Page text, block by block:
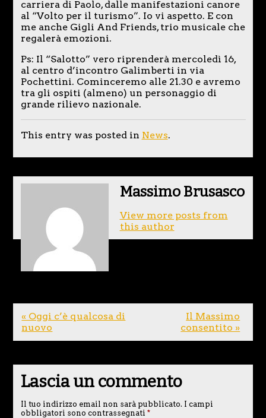
carriera di Paolo, dalle manifestazioni canore
al “Volto per il turismo”. Io vi aspetto. E con
me anche Gigli And Friends, trio musicale che
regalerà emozioni.
Ps: Il “Salotto” vero riprenderà mercoledì 16,
al centro d’incontro Galimberti in via
Pochettini. Cominceremo alle 21.30 e avremo
tra gli ospiti (almeno) un personaggio di
grande rilievo nazionale.
This entry was posted in News.
Massimo Brusasco
View more posts from
this author
« Oggi c’è qualcosa di
nuovo
Il Massimo
consentito »
Lascia un commento
Il tuo indirizzo email non sarà pubblicato. I campi
obbligatori sono contrassegnati *